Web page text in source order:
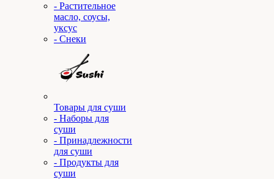
- Растительное
масло, соусы,
уксус
- Снеки
Товары для суши
- Наборы для
суши
- Принадлежности
для суши
- Продукты для
суши